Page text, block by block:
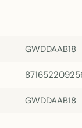
GWDDAAB18
GWDDAAB18